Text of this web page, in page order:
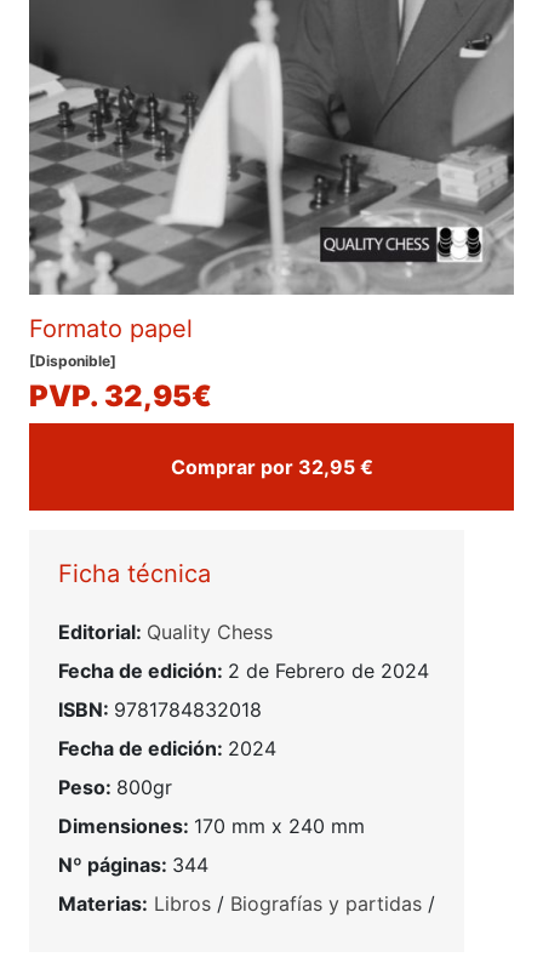
Formato papel
[Disponible]
PVP. 32,95€
Comprar por 32,95 €
Ficha técnica
Editorial: Quality Chess
Fecha de edición: 2 de Febrero de 2024
ISBN: 9781784832018
Fecha de edición: 2024
Peso: 800gr
Dimensiones: 170 mm x 240 mm
Nº páginas: 344
Materias: Libros / Biografías y partidas /